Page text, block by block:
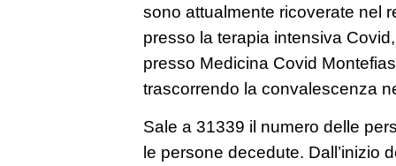
sono attualmente ricoverate nel
presso la terapia intensiva
presso Medicina Covid
trascorrendo la convalescenza
Sale a 31339 il numero delle
le persone decedute. Dall’inizio